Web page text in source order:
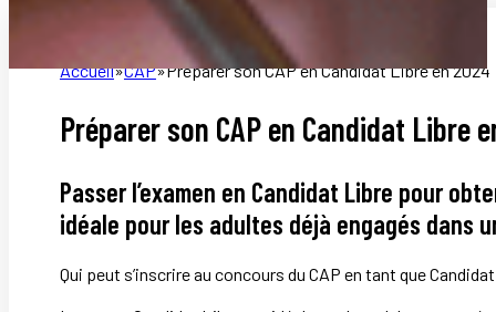
Accueil CAP Préparer son CAP en Candidat Libre en
Préparer son CAP en Candidat Libre
Passer l’examen en Candidat Libre pour
idéale pour les adultes déjà engagés dans
Qui peut s’inscrire au concours du CAP en tant que